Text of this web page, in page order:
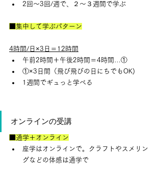
2回～3回/週で、２～３週間で学ぶ
■集中して学ぶパターン
4時間/日×3日＝12時間
午前2時間＋午後2時間＝4時間…①
①×3日間（飛び飛びの日にちでもOK)
1週間でギュっと学べる
オンラインの受講
■通学＋オンライン
座学はオンラインで。クラフトやスメリン
グなどの体感は通学で